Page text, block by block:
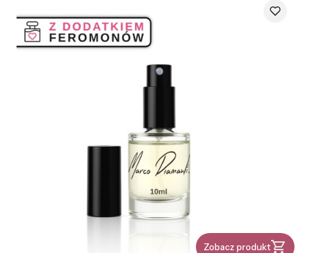
Zobacz produkt